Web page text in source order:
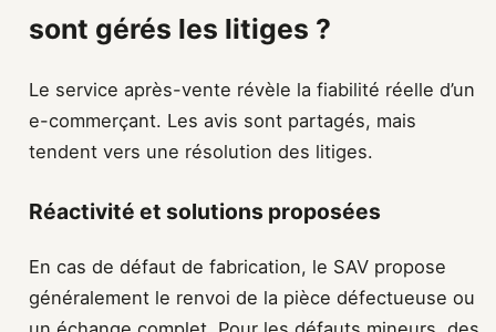
sont gérés les litiges ?
Le service après-vente révèle la fiabilité réelle d’un
e-commerçant. Les avis sont partagés, mais
tendent vers une résolution des litiges.
Réactivité et solutions proposées
En cas de défaut de fabrication, le SAV propose
généralement le renvoi de la pièce défectueuse ou